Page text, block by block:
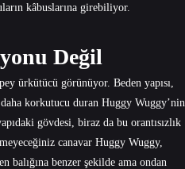
kâbuslarına girebiliyor.
Değil
ürkütücü görünüyor. Beden yapısı,
korkutucu duran Huggy Wuggy’nin
gövdesi, biraz da bu orantısızlık
canavar Huggy Wuggy,
balığına benzer şekilde ama ondan